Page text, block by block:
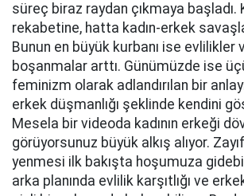
süreç biraz raydan çıkmaya başladı.
rekabetine, hatta kadın-erkek
Bunun en büyük kurbanı ise evlilikler
boşanmalar arttı. Günümüzde ise
feminizm olarak adlandırılan bir
erkek düşmanlığı şeklinde kendini
Mesela bir videoda kadının erkeği
görüyorsunuz büyük alkış alıyor.
yenmesi ilk bakışta hoşumuza
arka planında evlilik karşıtlığı ve